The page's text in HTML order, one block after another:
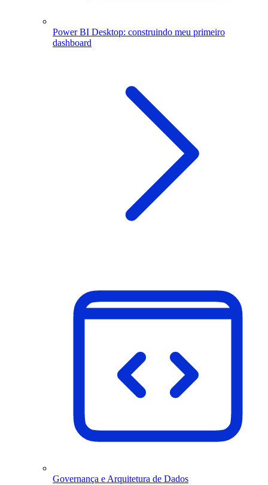
Power BI Desktop: construindo meu primeiro
dashboard
Governança e Arquitetura de Dados